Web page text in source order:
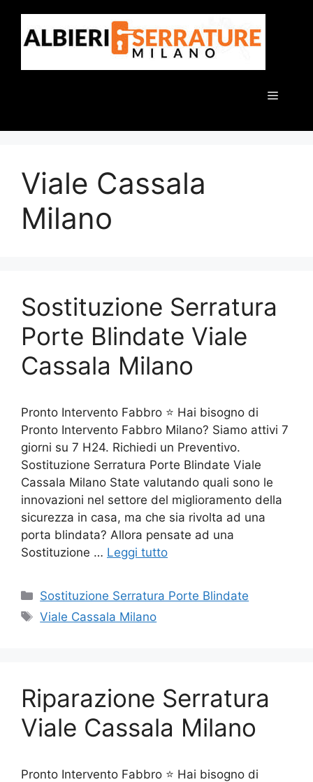
contenuto
Menu
Viale Cassala
Milano
Sostituzione Serratura
Porte Blindate Viale
Cassala Milano
Pronto Intervento Fabbro ⭐ Hai bisogno di
Pronto Intervento Fabbro Milano? Siamo attivi 7
giorni su 7 H24. Richiedi un Preventivo.
Sostituzione Serratura Porte Blindate Viale
Cassala Milano State valutando quali sono le
innovazioni nel settore del miglioramento della
sicurezza in casa, ma che sia rivolta ad una
porta blindata? Allora pensate ad una
Sostituzione … Leggi tutto
Categorie
Sostituzione Serratura Porte Blindate
Tag
Viale Cassala Milano
Riparazione Serratura
Viale Cassala Milano
Pronto Intervento Fabbro ⭐ Hai bisogno di